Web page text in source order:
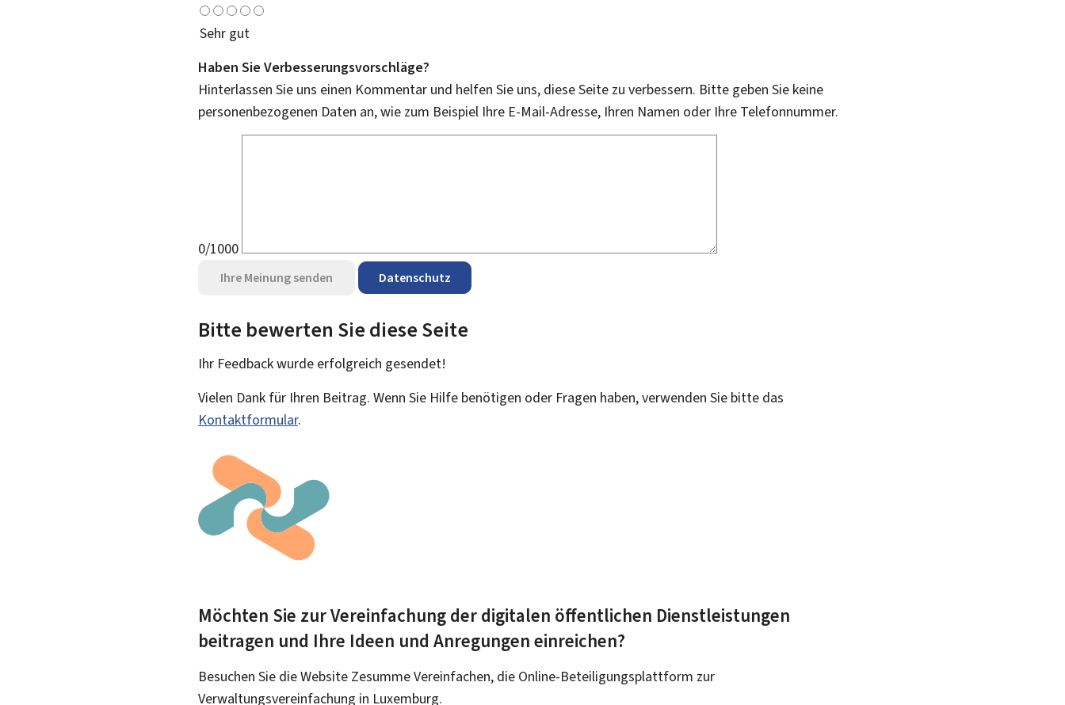
Sehr gut
Haben Sie Verbesserungsvorschläge?
Hinterlassen Sie uns einen Kommentar und helfen Sie uns, diese Seite zu verbessern. Bitte geben Sie keine
personenbezogenen Daten an, wie zum Beispiel Ihre E-Mail-Adresse, Ihren Namen oder Ihre Telefonnummer.
0/1000
Ihre Meinung senden Datenschutz
Bitte bewerten Sie diese Seite
Ihr Feedback wurde erfolgreich gesendet!
Vielen Dank für Ihren Beitrag. Wenn Sie Hilfe benötigen oder Fragen haben, verwenden Sie bitte das
Kontaktformular.
Möchten Sie zur Vereinfachung der digitalen öffentlichen Dienstleistungen
beitragen und Ihre Ideen und Anregungen einreichen?
Besuchen Sie die Website Zesumme Vereinfachen, die Online-Beteiligungsplattform zur
Verwaltungsvereinfachung in Luxemburg.